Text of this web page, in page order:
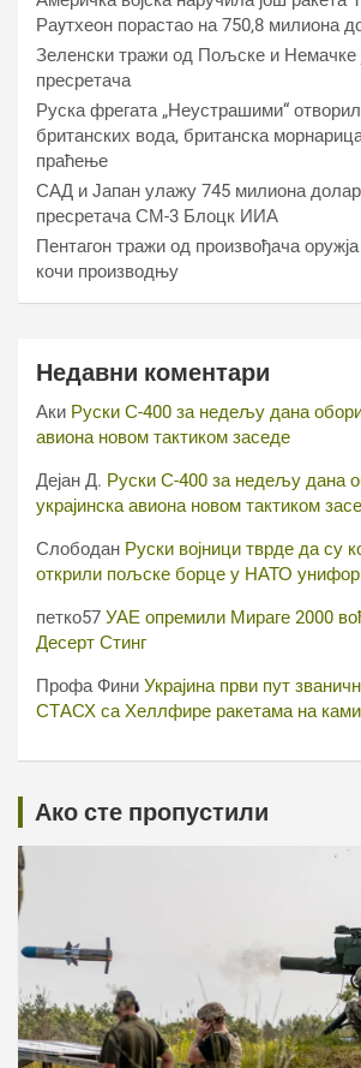
Раyтхеон порастао на 750,8 милиона
Зеленски тражи од Пољске и Немачке
пресретача
Руска фрегата „Неустрашими“
британских вода, британска
праћење
САД и Јапан улажу 745 милиона
пресретача СМ-3 Блоцк ИИА
Пентагон тражи од произвођача
кочи производњу
Недавни коментари
Аки Руски С-400 за недељу дана
авиона новом тактиком заседе
Дејан Д. Руски С-400 за недељу дана
украјинска авиона новом тактиком
Слободан Руски војници тврде да су
открили пољске борце у НАТО
петко57 УАЕ опремили Мираге 2000
Десерт Стинг
Профа Фини Украјина први пут
СТАСХ са Хеллфире ракетама на
Ако сте пропустили